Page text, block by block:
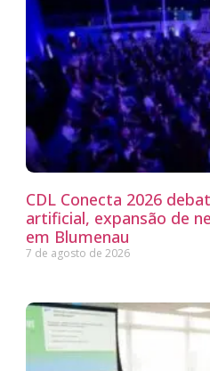
CDL Conecta 2026
artificial, expansão de
em Blumenau
7 de agosto de 2026